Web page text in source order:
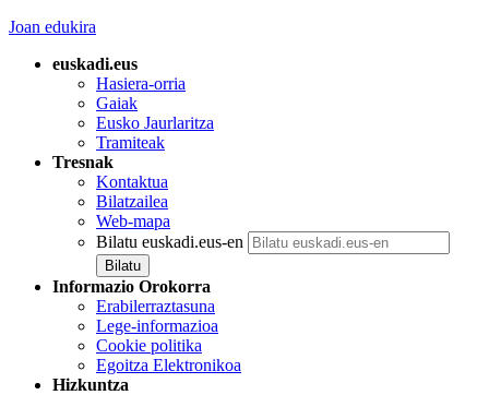
Joan edukira
euskadi.eus
Hasiera-orria
Gaiak
Eusko Jaurlaritza
Tramiteak
Tresnak
Kontaktua
Bilatzailea
Web-mapa
Bilatu euskadi.eus-en
Informazio Orokorra
Erabilerraztasuna
Lege-informazioa
Cookie politika
Egoitza Elektronikoa
Hizkuntza